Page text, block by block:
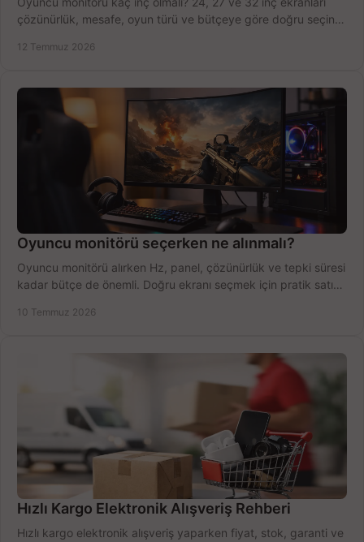
çözünürlük, mesafe, oyun türü ve bütçeye göre doğru seçin,
12 Temmuz 2026
Oyuncu monitörü seçerken ne alınmalı?
Oyuncu monitörü alırken Hz, panel, çözünürlük ve tepki süresi
kadar bütçe de önemli. Doğru ekranı seçmek için pratik satın
10 Temmuz 2026
Hızlı Kargo Elektronik Alışveriş Rehberi
Hızlı kargo elektronik alışveriş yaparken fiyat, stok, garanti ve